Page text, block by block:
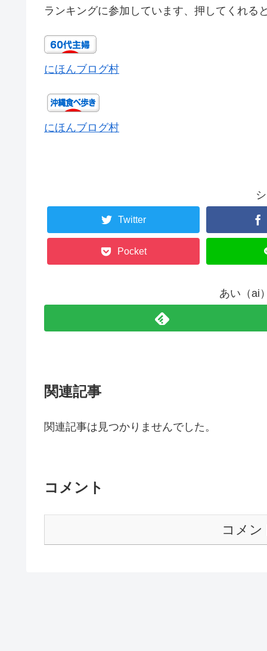
ランキングに参加しています、押してくれる
にほんブログ村
にほんブログ村
Twitter
Pocket
あい（ai
関連記事
関連記事は見つかりませんでした。
コメント
コメン